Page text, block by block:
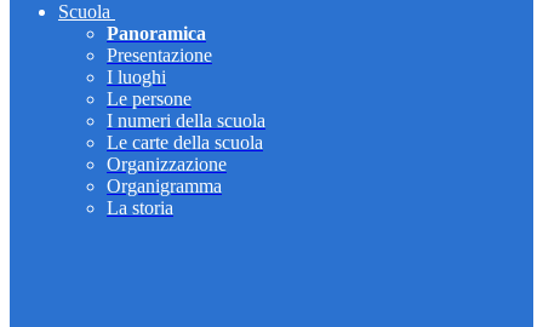
Scuola
Panoramica
Presentazione
I luoghi
Le persone
I numeri della scuola
Le carte della scuola
Organizzazione
Organigramma
La storia